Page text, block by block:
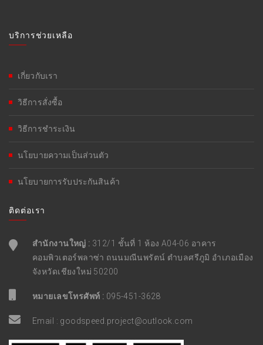
บริการช่วยเหลือ
เกี่ยวกับเรา
วิธีการสั่งซื้อ
วิธีการชำระเงิน
นโยบายความเป็นส่วนตัว
นโยบายการรับประกันสินค้า
ติดต่อเรา
สำนักงานใหญ่ : 312/1 ชั้นที่ 1 ห้อง A04-06 อาคาร
คอมพิวเตอร์พลาซ่า ถนนมณีนพรัตน์ ตำบลศรีภูมิ อำเภอเมือง
จังหวัดเชียงใหม่ 50200
หมายเลขโทรศัพท์ : 095-451-3628
Email : goodspeed.project@outlook.com